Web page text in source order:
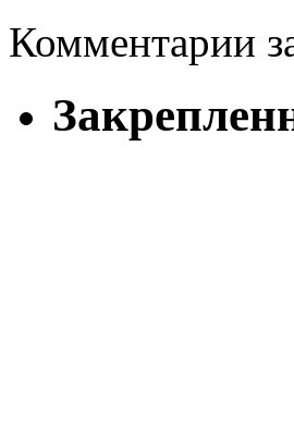
Комментарии